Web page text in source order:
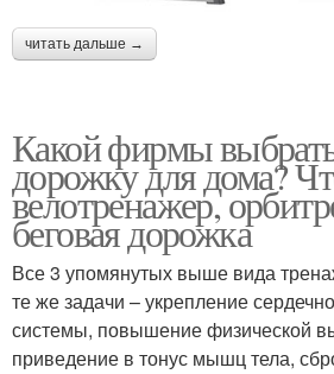
читать дальше →
Какой фирмы
дорожку для дома?
велотренажер,
беговая дорожка
Все 3 упомянутых выше вида
те же задачи – укрепление
системы, повышение физической
приведение в тонус мышц тела,